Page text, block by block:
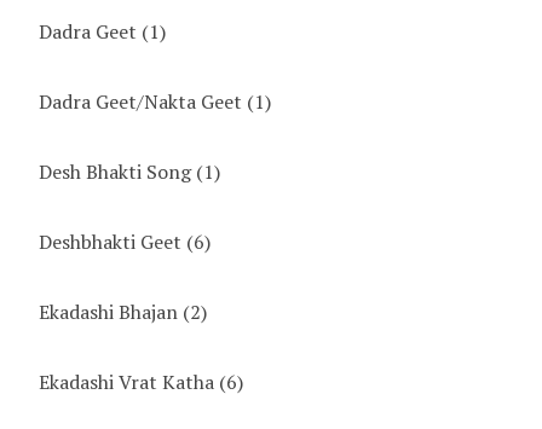
Dadra Geet (1)
Dadra Geet/Nakta Geet (1)
Desh Bhakti Song(1)
Deshbhakti Geet (6)
Ekadashi Bhajan (2)
Ekadashi Vrat Katha (6)